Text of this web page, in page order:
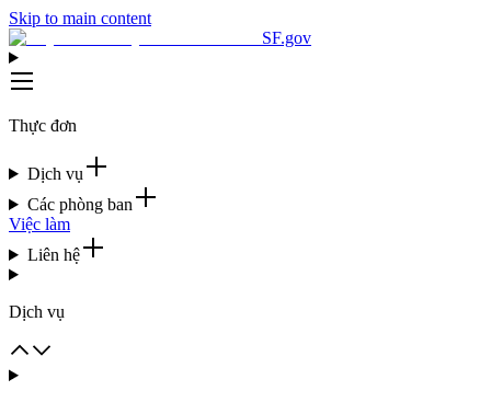
Skip to main content
SF.gov
Thực đơn
Dịch vụ
Các phòng ban
Việc làm
Liên hệ
Dịch vụ